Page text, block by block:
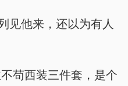
见他来，还以为有人
苟西装三件套，是个